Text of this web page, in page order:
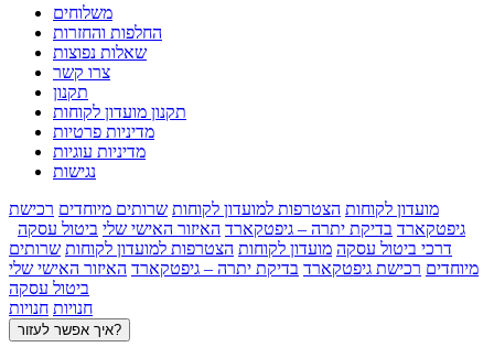
משלוחים
החלפות והחזרות
שאלות נפוצות
צרו קשר
תקנון
תקנון מועדון לקוחות
מדיניות פרטיות
מדיניות עוגיות
נגישות
מועדון לקוחות הצטרפות למועדון לקוחות שרותים מיוחדים רכישת
גיפטקארד בדיקת יתרה – גיפטקארד האיזור האישי שלי ביטול עסקה
דרכי ביטול עסקה מועדון לקוחות הצטרפות למועדון לקוחות שרותים
מיוחדים רכישת גיפטקארד בדיקת יתרה – גיפטקארד האיזור האישי שלי
ביטול עסקה
חנויות חנויות
איך אפשר לעזור?